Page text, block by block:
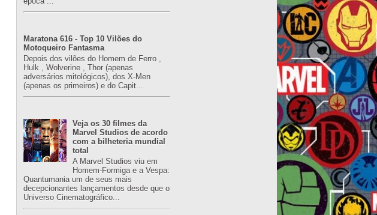
Maratona 616 - Top 10 Vilões do
Motoqueiro Fantasma
Depois dos vilões do Homem de Ferro ,
Hulk , Wolverine , Thor (apenas
adversários mitológicos), dos X-Men
(apenas os primeiros) e do Capit...
Veja os 30 filmes da
Marvel Studios de acordo
com a bilheteria mundial
total
A Marvel Studios viu em
Homem-Formiga e a Vespa:
Quantumania um de seus mais
decepcionantes lançamentos desde que o
Universo Cinematográfico...